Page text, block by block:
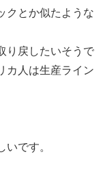
クとか似たような
り戻したいそうで
カ人は生産ライン
です。